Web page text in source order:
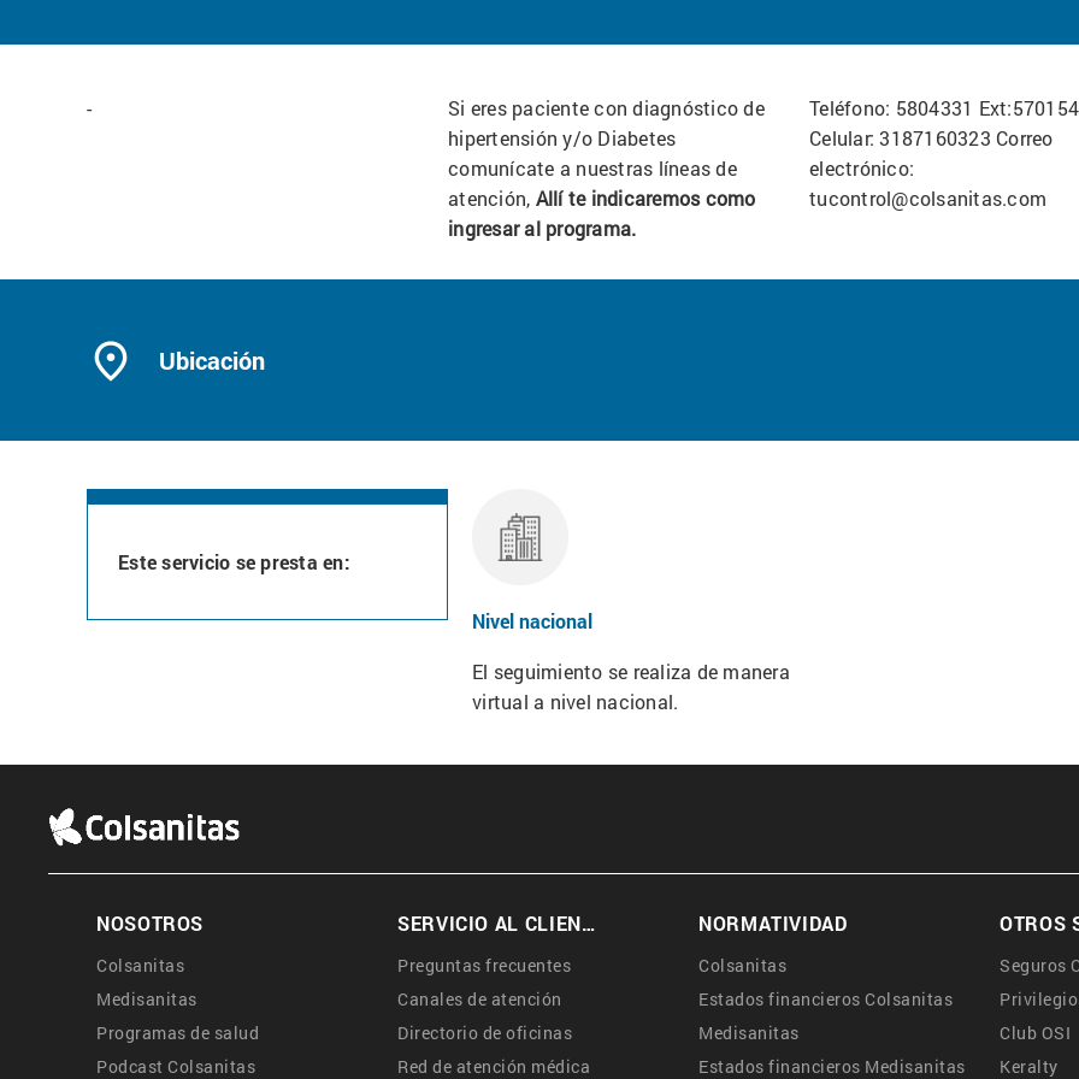
-
Si eres paciente con diagnóstico de
hipertensión y/o Diabetes
comunícate a nuestras líneas de
atención, Allí te indicaremos como
ingresar al programa.
Teléfono: 5804331
Celular: 3187160323 Correo
electrónico:
tucontrol@colsanitas.com
place Ubicación
Este servicio se presta en:
Nivel nacional
El seguimiento se realiza de manera
virtual a nivel nacional.
NOSOTROS
Colsanitas
Medisanitas
Programas de salud
Podcast Colsanitas
SERVICIO AL CLIENTE
Preguntas frecuentes
Canales de atención
Directorio de oficinas
Red de atención médica
NORMATIVIDAD
Colsanitas
Estados financieros Colsanitas
Medisanitas
Estados financieros Medisanitas
OTROS
Seguros
Club OSI
Keralty